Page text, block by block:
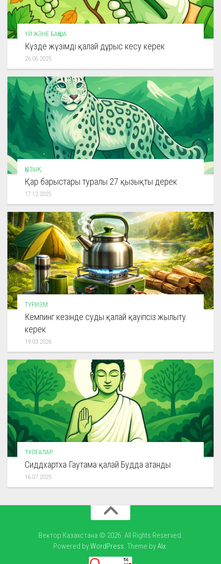
ҮЙ ЖӘНЕ БАҚША
Күзде жүзімді қалай дұрыс кесу керек
26.06.2025
ҚЫЗЫҚ
Қар барыстары туралы 27 қызықты дерек
17.12.2025
ТУРИЗМ
Кемпинг кезінде суды қалай қауіпсіз жылыту
керек
19.03.2026
ТҰЛҒАЛАР
Сиддхартха Гаутама қалай Будда атанды
16.07.2025
Вектор Казахстана © 2026. All Rights Reserved.
Powered byWordPress. Theme byAlx.